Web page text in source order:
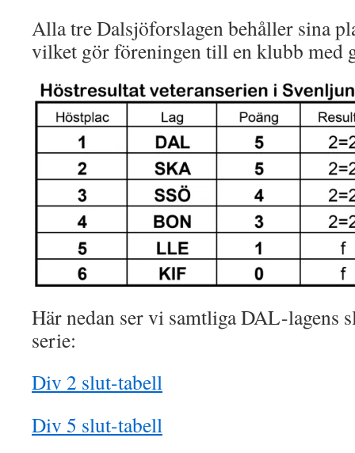
Alla tre Dalsjöforslagen behåller sina
vilket gör föreningen till en klubb med
Här nedan ser vi samtliga DAL-lagens
serie:
Div 2 slut-tabell
Div 5 slut-tabell